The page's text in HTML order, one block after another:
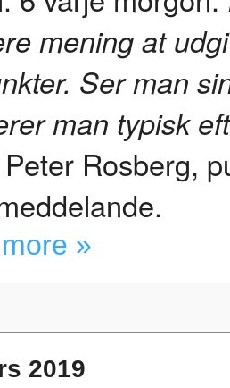
mening at
Ser man
man typisk
Rosberg,
»
2019